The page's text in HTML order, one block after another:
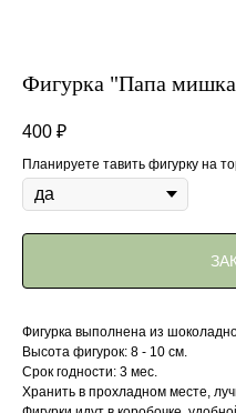
Фигурка "Папа
400 ₽
Планируете тавить фигурку на
Фигурка выполнена из
Высота фигурок: 8 - 10 см.
Срок годности: 3 мес.
Хранить в прохладном месте,